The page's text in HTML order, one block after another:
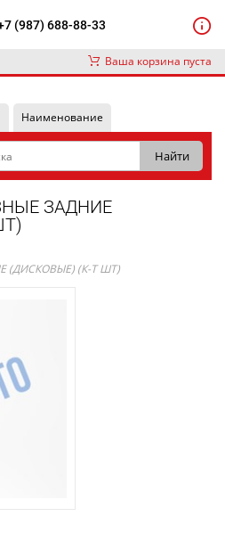
(987) 688-88-33
Ваша корзина пуста
Наименование
ЗАДНИЕ
(ДИСКОВЫЕ) (К-Т ШТ)